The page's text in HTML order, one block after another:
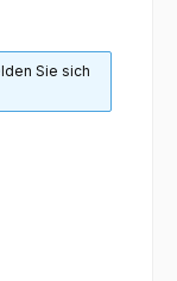
Sie sich